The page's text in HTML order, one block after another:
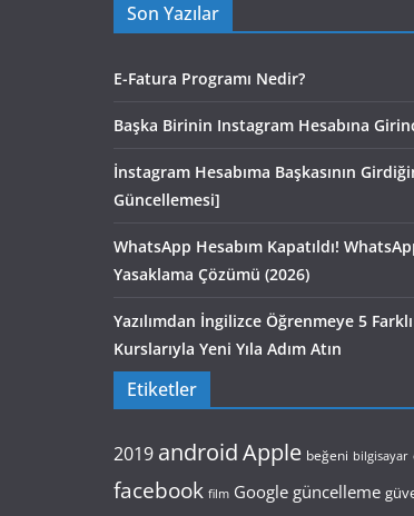
Son Yazılar
E-Fatura Programı Nedir?
Başka Birinin Instagram Hesabına
İnstagram Hesabıma Başkasının
Güncellemesi]
WhatsApp Hesabım Kapatıldı!
Yasaklama Çözümü (2026)
Yazılımdan İngilizce Öğrenmeye 5
Kurslarıyla Yeni Yıla Adım Atın
Etiketler
2019 androidApple beğeni bilgisayar
facebook film Google güncelleme